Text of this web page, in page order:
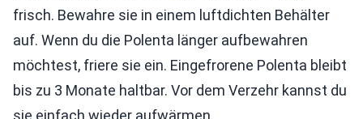
frisch. Bewahre sie in einem luftdichten Behälter
auf. Wenn du die Polenta länger aufbewahren
möchtest, friere sie ein. Eingefrorene Polenta bleibt
bis zu 3 Monate haltbar. Vor dem Verzehr kannst du